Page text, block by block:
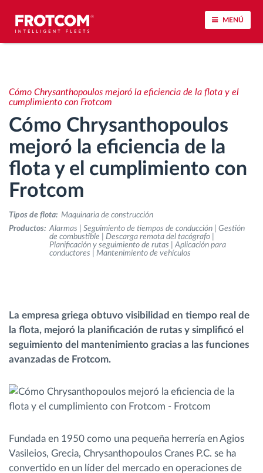
MENÚ
Análisis de la conducta en la conducción
Seguimiento del tiempo de conducción
Gestión de plantilla
Descarga remota del tacógrafo
Control de acceso
Identificación automática del conductor
Descubrir todas las características
actividad de su flota?
Calculadora de ahorro
Cómo Chrysanthopoulos mejoró la eficiencia de la flota y el
cumplimiento con Frotcom
Cómo Chrysanthopoulos
mejoró la eficiencia de la
flota y el cumplimiento con
Frotcom
Tipos de flota: Maquinaria de construcción
Productos: Alarmas | Seguimiento de tiempos de conducción | Gestión
de combustible | Descarga remota del tacógrafo |
Planificación y seguimiento de rutas | Aplicación para
conductores | Mantenimiento de vehículos
La empresa griega obtuvo visibilidad en tiempo real de
la flota, mejoró la planificación de rutas y simplificó el
seguimiento del mantenimiento gracias a las funciones
avanzadas de Frotcom.
Fundada en 1950 como una pequeña herrería en Agios
Vasileios, Grecia, Chrysanthopoulos Cranes P.C. se ha
convertido en un líder del mercado en operaciones de